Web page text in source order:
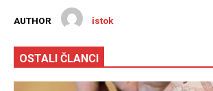
AUTHOR istok
OSTALI ČLANCI